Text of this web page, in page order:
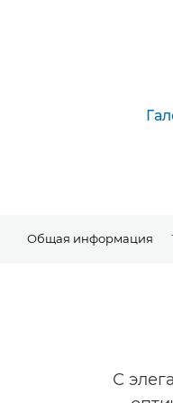
Общая информация
С